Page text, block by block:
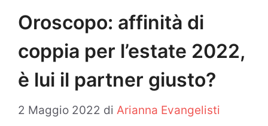
Oroscopo: affinità di
coppia per l’estate 2022,
è lui il partner giusto?
2 Maggio 2022 di Arianna Evangelisti